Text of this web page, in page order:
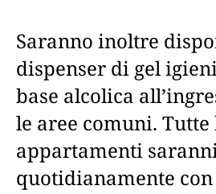
Saranno inoltre
dispenser di gel
base alcolica
le aree comuni. Tutte
appartamenti
quotidianamente